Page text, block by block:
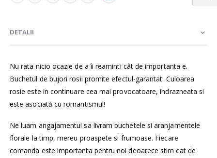
DETALII
Nu rata nicio ocazie de a îi reaminti cât de importanta e.
Buchetul de bujori rosii promite efectul-garantat. Culoarea
rosie este in continuare cea mai provocatoare, indrazneata si
este asociată cu romantismul!
Ne luam angajamentul sa livram buchetele si aranjamentele
florale la timp, mereu proaspete si frumoase. Fiecare
comanda este importanta pentru noi deoarece stim cat de